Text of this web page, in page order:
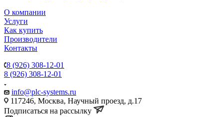
О компании
Услуги
Как купить
Производители
Контакты
8 (926) 308-12-01
8 (926) 308-12-01
info@plc-systems.ru
117246, Москва, Научный проезд, д.17
Подписаться на рассылку